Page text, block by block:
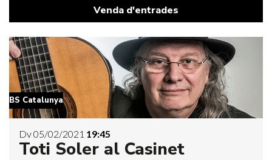
Venda d'entrades
BS Catalunya
Dv 05/02/2021 19:45
Toti Soler al Casinet